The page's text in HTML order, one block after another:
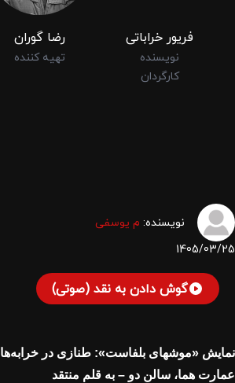
فریور خراباتی
نویسنده
کارگردان
رضا گوران
تهیه کننده
نویسنده: م یوسفی
1405/03/25
گوش دادن به نقد (صوتی)
نمایش «موشهای بلفاست»: طنازی در
عمارت هما، سالن دو – به قلم منتقد